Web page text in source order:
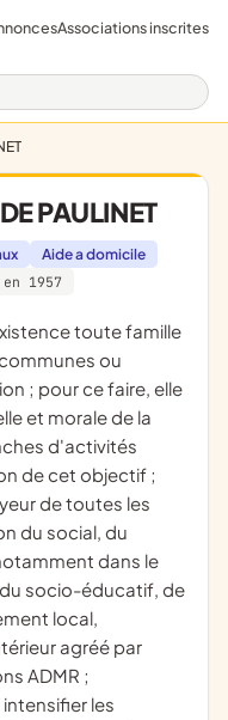
Associations inscrites
PAULINET
Aide a domicile
1957
ou
; pour ce faire, elle
et morale de la
d'activités
de cet objectif ;
de toutes les
du social, du
dans le
socio-éducatif, de
local,
agréé par
ADMR ;
les